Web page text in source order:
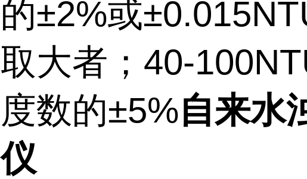
的±2%或±
取大者； 40-
度数的±5%自来水
仪